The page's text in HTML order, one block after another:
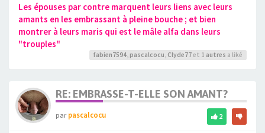
Les épouses par contre marquent leurs liens avec leurs
amants en les embrassant à pleine bouche ; et bien
montrer à leurs maris qui est le mâle alfa dans leurs
"trouples"
fabien7594 pascalcocu Clyde77et 1 autres a liké
RE: EMBRASSE-T-ELLE SON AMANT?
parpascalcocu 2